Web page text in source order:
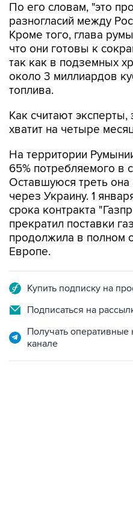
По его словам, "это
разногласий между
Кроме того, глава
что они готовы к
так как в подземных
около 3 миллиардов
топлива.
Как считают
хватит на четыре
На территории
65% потребляемого в
Оставшуюся треть она
через Украину. 1
срока контракта
прекратил поставки
продолжила в полном
Европе.
Купить подписку на
Подписаться на
Получать
канале